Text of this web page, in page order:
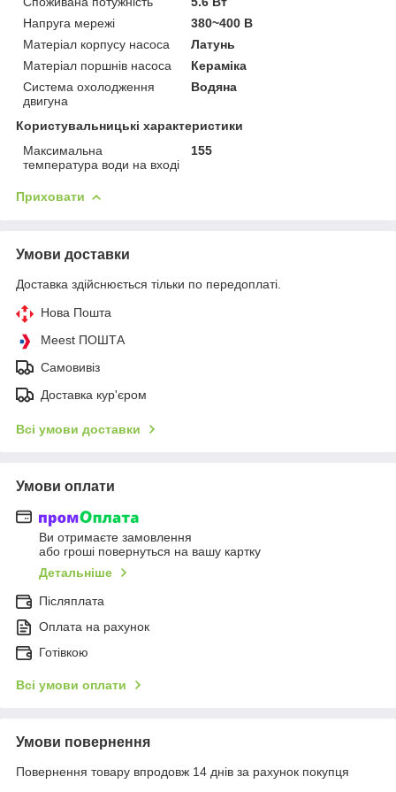
Напруга мережі
380~400 В
Матеріал корпусу насоса
Латунь
Матеріал поршнів насоса
Кераміка
Система охолодження
двигуна
Водяна
Користувальницькі характеристики
Максимальна
температура води на вході
155
Приховати
Умови доставки
Доставка здійснюється тільки по передоплаті.
Нова Пошта
Meest ПОШТА
Самовивіз
Доставка кур'єром
Всі умови доставки
Умови оплати
Ви отримаєте замовлення
або гроші повернуться на вашу картку
Детальніше
Післяплата
Оплата на рахунок
Готівкою
Всі умови оплати
Умови повернення
Повернення товару впродовж 14 днів за рахунок покупця